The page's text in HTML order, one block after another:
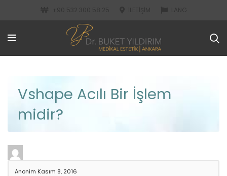
Vshape Acılı Bir İşlem
midir?
Anonim Kasım 8, 2016